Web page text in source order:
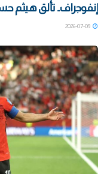
إنفوجراف.. تألق هيثم